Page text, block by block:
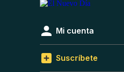
Mi cuenta
Suscríbete